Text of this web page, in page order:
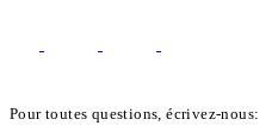
Pour toutes questions, écrivez-nous: